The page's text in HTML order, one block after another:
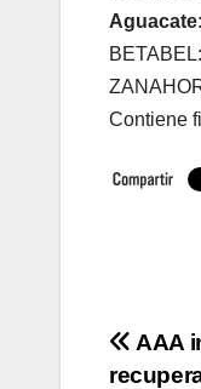
Aguacate
Contiene
AAA